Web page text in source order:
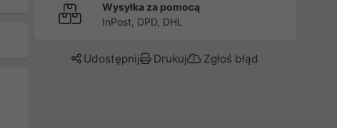
Wysyłka za pomocą
InPost, DPD, DHL
Udostępnij Drukuj Zgłoś błąd